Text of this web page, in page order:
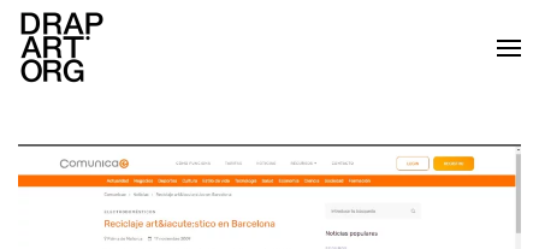
Ir al contenido principal